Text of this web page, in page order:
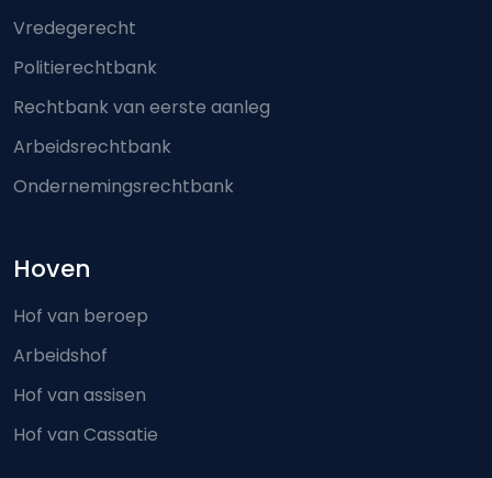
Vredegerecht
Politierechtbank
Rechtbank van eerste aanleg
Arbeidsrechtbank
Ondernemingsrechtbank
Hoven
Hof van beroep
Arbeidshof
Hof van assisen
Hof van Cassatie